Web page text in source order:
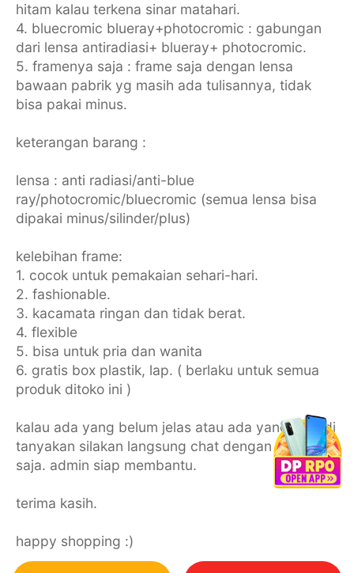
hitam kalau terkena sinar matahari.
4. bluecromic blueray+photocromic : gabungan
dari lensa antiradiasi+ blueray+ photocromic.
5. framenya saja : frame saja dengan lensa
bawaan pabrik yg masih ada tulisannya, tidak
bisa pakai minus.
keterangan barang :
lensa : anti radiasi/anti-blue
ray/photocromic/bluecromic (semua lensa bisa
dipakai minus/silinder/plus)
kelebihan frame:
1. cocok untuk pemakaian sehari-hari.
2. fashionable.
3. kacamata ringan dan tidak berat.
4. flexible
5. bisa untuk pria dan wanita
6. gratis box plastik, lap. ( berlaku untuk semua
produk ditoko ini )
kalau ada yang belum jelas atau ada yang mau di
tanyakan silakan langsung chat dengan admin
saja. admin siap membantu.
terima kasih.
happy shopping :)